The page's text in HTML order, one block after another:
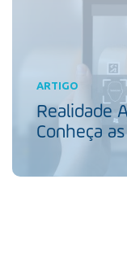
ARTIGO
Realidade
Conheça